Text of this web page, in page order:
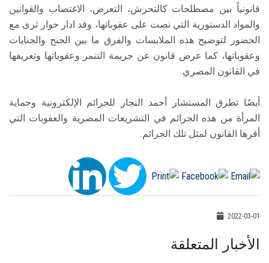
قانونياً بين مصطلحات كالتحرش، التعرض، الاغتصاب والقوانين
والمواد الدستورية التي نصت على عقوباتها، وقد ادار حوار ثرى مع
الحضور لتوضيح هذه الملابسات والفرق ما بين الجنح والجنايات
وعقوباتها، كما عرض قانون عن جريمة التنمر وعقوباتها وتعريفها
في القانون المصري.
أيضًا تطرق المستشار أحمد النجار للجرائم الإلكترونية وحماية
المرأة من هذه الجرائم في التشريعات المصرية والعقوبات التي
أقرها القانون لمثل تلك الجرائم.
2022-03-01
الأخبار المتعلقة